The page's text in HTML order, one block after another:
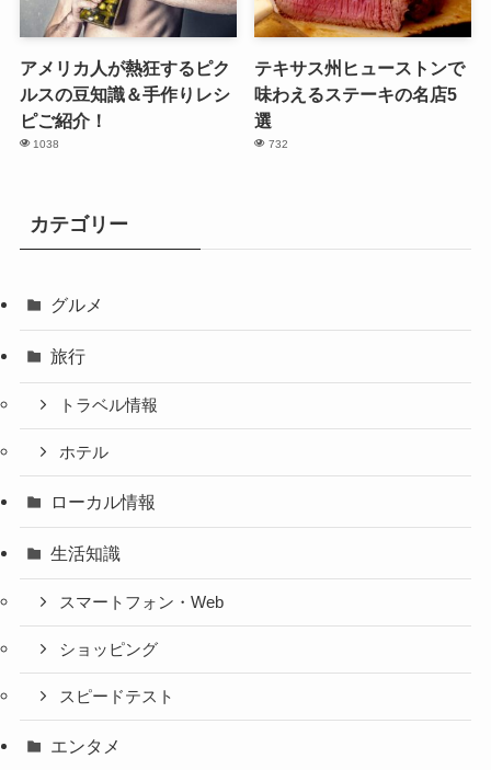
アメリカ人が熱狂するピク
ルスの豆知識＆手作りレシ
ピご紹介！
1038
テキサス州ヒューストンで
味わえるステーキの名店5
選
732
カテゴリー
グルメ
旅行
トラベル情報
ホテル
ローカル情報
生活知識
スマートフォン・Web
ショッピング
スピードテスト
エンタメ